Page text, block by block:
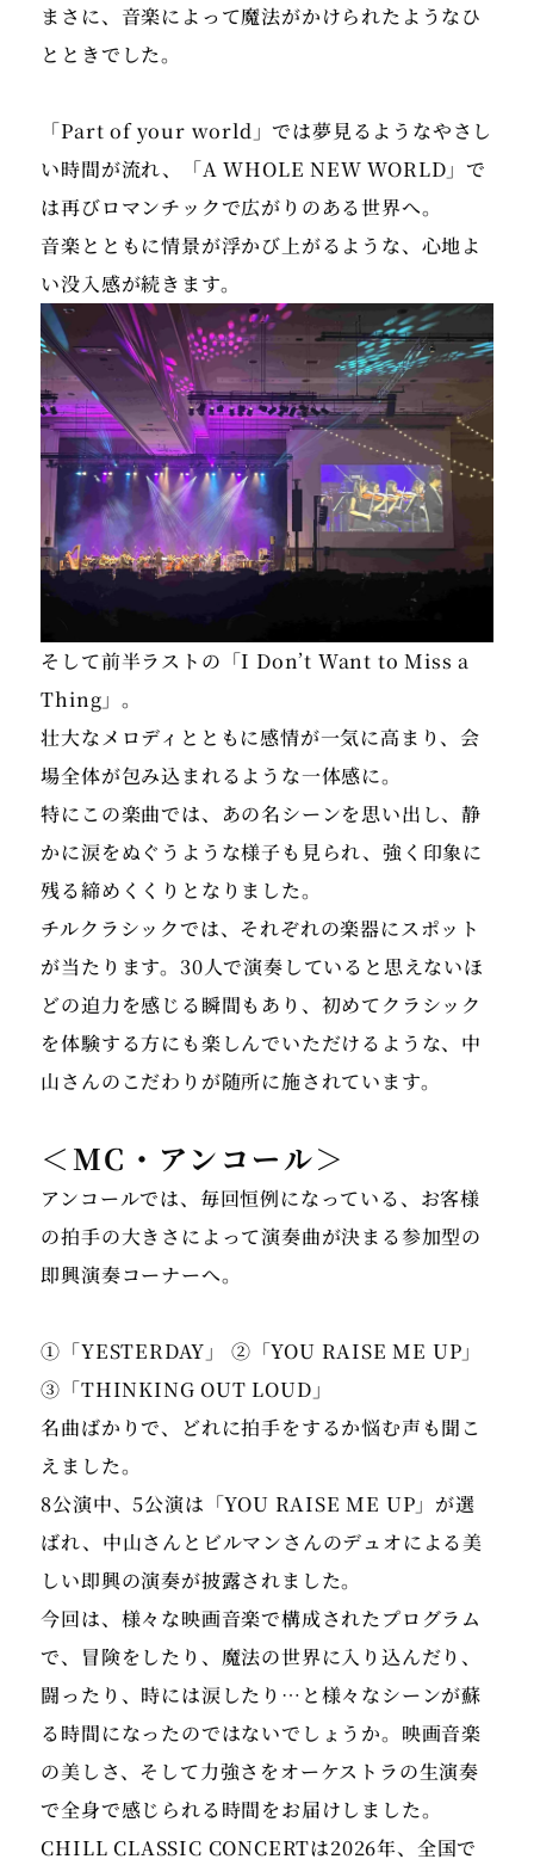
まさに、音楽によって魔法がかけられたようなひ
とときでした。
「Part of your world」では夢見るようなやさし
い時間が流れ、「A WHOLE NEW WORLD」で
は再びロマンチックで広がりのある世界へ。
音楽とともに情景が浮かび上がるような、心地よ
そして前半ラストの「I Don’t Want to Miss a
Thing」。
壮大なメロディとともに感情が一気に高まり、会
場全体が包み込まれるような一体感に。
特にこの楽曲では、あの名シーンを思い出し、静
かに涙をぬぐうような様子も見られ、強く印象に
残る締めくくりとなりました。
チルクラシックでは、それぞれの楽器にスポット
が当たります。30人で演奏していると思えないほ
どの迫力を感じる瞬間もあり、初めてクラシック
を体験する方にも楽しんでいただけるような、中
山さんのこだわりが随所に施されています。
＜MC・アンコール＞
アンコールでは、毎回恒例になっている、お客様
の拍手の大きさによって演奏曲が決まる参加型の
即興演奏コーナーへ。
①「YESTERDAY」 ②「YOU RAISE ME UP」
③「THINKING OUT LOUD」
名曲ばかりで、どれに拍手をするか悩む声も聞こ
えました。
8公演中、5公演は「YOU RAISE ME UP」が選
ばれ、中山さんとビルマンさんのデュオによる美
しい即興の演奏が披露されました。
今回は、様々な映画音楽で構成されたプログラム
で、冒険をしたり、魔法の世界に入り込んだり、
闘ったり、時には涙したり…と様々なシーンが蘇
る時間になったのではないでしょうか。映画音楽
の美しさ、そして力強さをオーケストラの生演奏
で全身で感じられる時間をお届けしました。
CHILL CLASSIC CONCERTは2026年、全国で